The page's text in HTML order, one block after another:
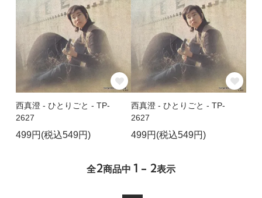
西真澄 - ひとりごと - TP-
2627
499円(税込549円)
西真澄 - ひとりごと - TP-
2627
499円(税込549円)
全2商品中 1 - 2表示